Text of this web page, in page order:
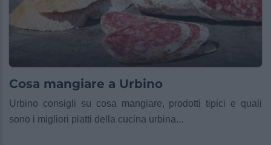
Cosa mangiare a Urbino
Urbino consigli su cosa mangiare, prodotti tipici e quali
sono i migliori piatti della cucina urbina...